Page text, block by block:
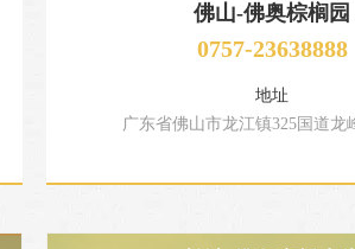
佛山-佛奥棕榈园
0757-23638888
地址
广东省佛山市龙江镇325国道龙